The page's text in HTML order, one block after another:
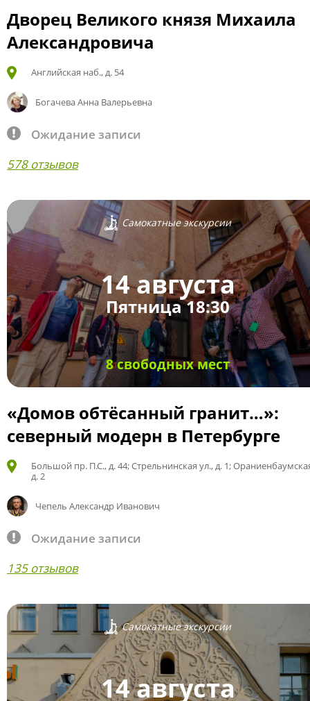
Дворец Великого князя Михаила
Александровича
Английская наб., д. 54
Богачева Анна Валерьевна
Ожидание записи
578 отзывов
Самокатные экскурсии
14 августа
Пятница 18:30
8 свободных мест
«Домов обтёсанный гранит…»:
северный модерн в Петербурге
Большой пр. П.С., д. 44; Стрельнинская ул., д. 1;
д. 2
Чепель Александр Иванович
Ожидание записи
135 отзывов
Самокатные экскурсии
14 августа